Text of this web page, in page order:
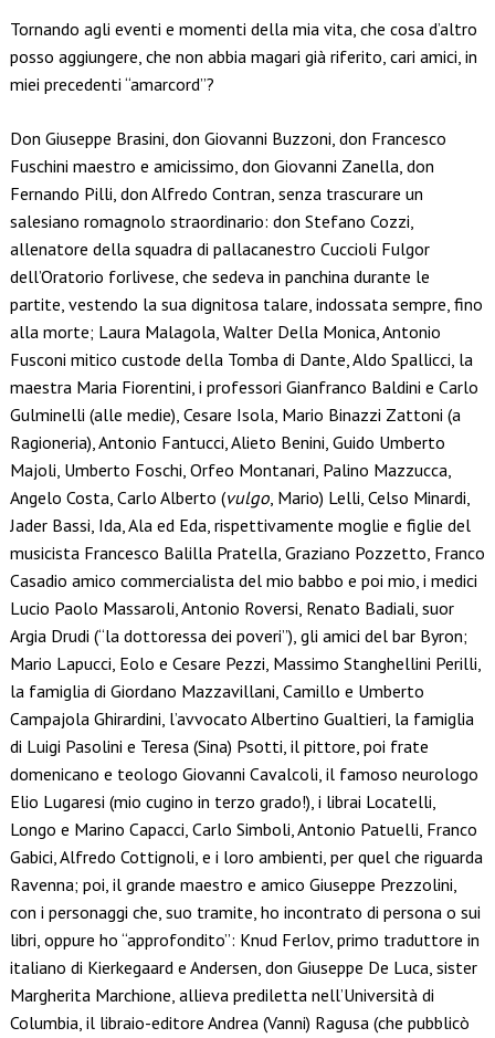
Tornando agli eventi e momenti della mia vita, che cosa d’altro
posso aggiungere, che non abbia magari già riferito, cari amici, in
miei precedenti “amarcord”?
Don Giuseppe Brasini, don Giovanni Buzzoni, don Francesco
Fuschini maestro e amicissimo, don Giovanni Zanella, don
Fernando Pilli, don Alfredo Contran, senza trascurare un
salesiano romagnolo straordinario: don Stefano Cozzi,
allenatore della squadra di pallacanestro Cuccioli Fulgor
dell’Oratorio forlivese, che sedeva in panchina durante le
partite, vestendo la sua dignitosa talare, indossata sempre, fino
alla morte; Laura Malagola, Walter Della Monica, Antonio
Fusconi mitico custode della Tomba di Dante, Aldo Spallicci, la
maestra Maria Fiorentini, i professori Gianfranco Baldini e Carlo
Gulminelli (alle medie), Cesare Isola, Mario Binazzi Zattoni (a
Ragioneria), Antonio Fantucci, Alieto Benini, Guido Umberto
Majoli, Umberto Foschi, Orfeo Montanari, Palino Mazzucca,
Angelo Costa, Carlo Alberto (vulgo, Mario) Lelli, Celso Minardi,
Jader Bassi, Ida, Ala ed Eda, rispettivamente moglie e figlie del
musicista Francesco Balilla Pratella, Graziano Pozzetto, Franco
Casadio amico commercialista del mio babbo e poi mio, i medici
Lucio Paolo Massaroli, Antonio Roversi, Renato Badiali, suor
Argia Drudi (“la dottoressa dei poveri”), gli amici del bar Byron;
Mario Lapucci, Eolo e Cesare Pezzi, Massimo Stanghellini Perilli,
la famiglia di Giordano Mazzavillani, Camillo e Umberto
Campajola Ghirardini, l’avvocato Albertino Gualtieri, la famiglia
di Luigi Pasolini e Teresa (Sina) Psotti, il pittore, poi frate
domenicano e teologo Giovanni Cavalcoli, il famoso neurologo
Elio Lugaresi (mio cugino in terzo grado!), i librai Locatelli,
Longo e Marino Capacci, Carlo Simboli, Antonio Patuelli, Franco
Gabici, Alfredo Cottignoli, e i loro ambienti, per quel che riguarda
Ravenna; poi, il grande maestro e amico Giuseppe Prezzolini,
con i personaggi che, suo tramite, ho incontrato di persona o sui
libri, oppure ho “approfondito”: Knud Ferlov, primo traduttore in
italiano di Kierkegaard e Andersen, don Giuseppe De Luca, sister
Margherita Marchione, allieva prediletta nell’Università di
Columbia, il libraio-editore Andrea (Vanni) Ragusa (che pubblicò